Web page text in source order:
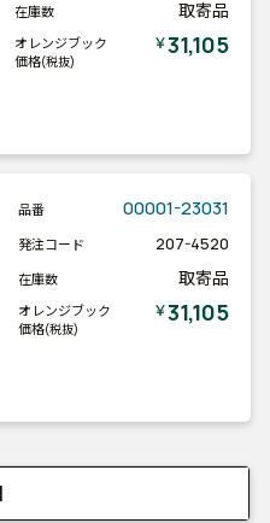
在庫数 取寄品
オレンジブック
価格(税抜)
￥31,105
品番 00001-23031
発注コード 207-4520
在庫数 取寄品
オレンジブック
価格(税抜)
￥31,105